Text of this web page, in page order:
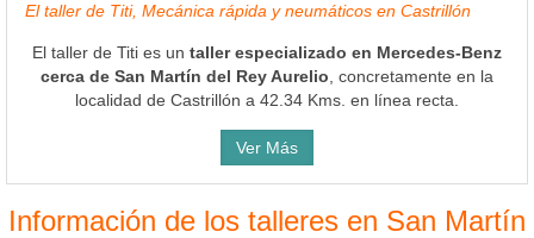
El taller de Titi, Mecánica rápida y neumáticos en Castrillón
El taller de Titi es un taller especializado en Mercedes-Benz
cerca de San Martín del Rey Aurelio , concretamente en la
localidad de Castrillón a 42.34 Kms. en línea recta.
Ver Más
Información de los talleres en San Martín